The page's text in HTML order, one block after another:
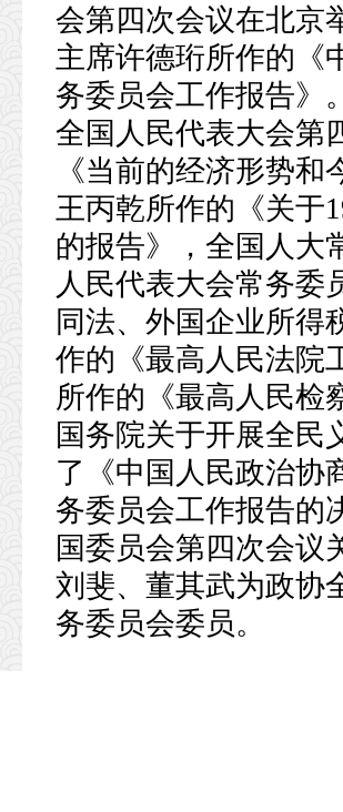
会第四次会议在北京
主席许德珩所作的《
务委员会工作报告》
全国人民代表大会第
《当前的经济形势
王丙乾所作的《关于
的报告》，全国人大
人民代表大会常务委
同法、外国企业所得
作的《最高人民法院
所作的《最高人民检
国务院关于开展全民
了《中国人民政治协
务委员会工作报告的
国委员会第四次会议
刘斐、董其武为政协
务委员会委员。